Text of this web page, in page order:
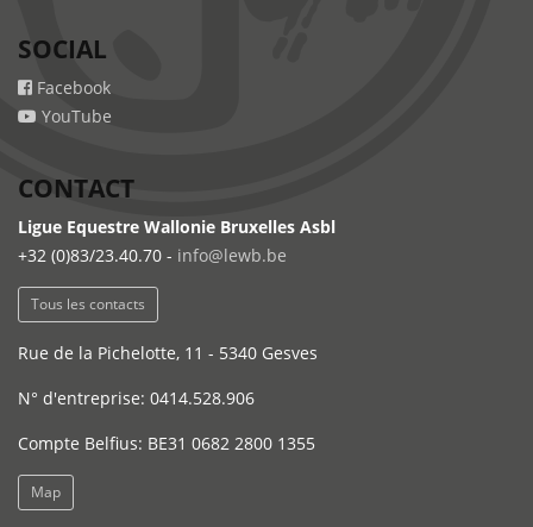
SOCIAL
Facebook
YouTube
CONTACT
Ligue Equestre Wallonie Bruxelles Asbl
+32 (0)83/23.40.70 - info@lewb.be
Tous les contacts
Rue de la Pichelotte, 11 - 5340 Gesves
N° d'entreprise: 0414.528.906
Compte Belfius: BE31 0682 2800 1355
Map